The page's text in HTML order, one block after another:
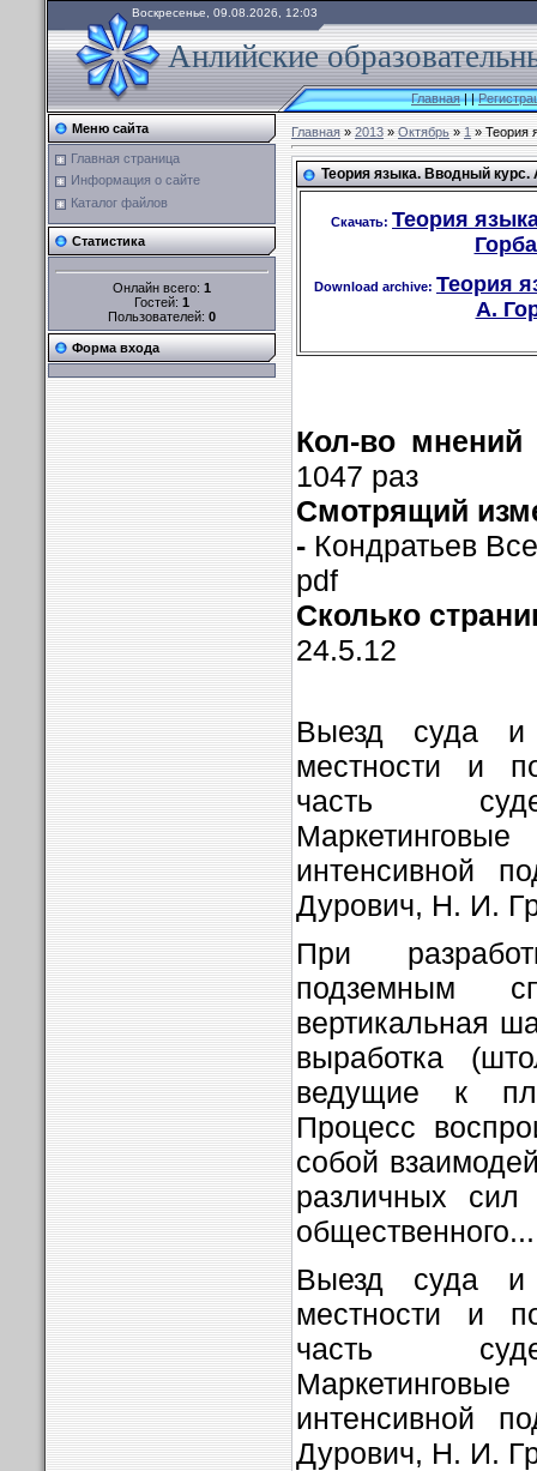
Воскресенье, 09.08.2026, 12:03
Анлийские
Главная||
Меню сайта
Главная страница
Информация о сайте
Каталог файлов
Статистика
Онлайн всего: 1
Гостей: 1
Пользователей: 0
Форма входа
Главная»2013 » Октябрь » 1» Теория
Теория языка. Вводный курс.
Скачать: Теория
Download archive: Теория
А.
Кол-во мнений
1047 раз
Смотрящий
- Кондратьев
pdf
Сколько
24.5.12
Выезд суда и
местности и
часть
интенсивной
Дурович, Н. И.
При
подземным
вертикальная
выработка
ведущие к
Процесс
собой
различных сил
общественного...
Выезд суда и
местности и
часть
интенсивной
Дурович, Н. И.